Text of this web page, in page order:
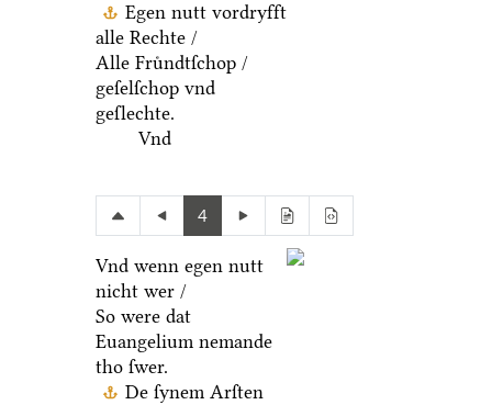
Egen nutt vordryfft
alle Rechte /
Alle Fruͤndtſchop /
geſelſchop vnd
geſlechte.
Vnd
4
Vnd wenn egen nutt
nicht wer /
So were dat
Euangelium nemande
tho ſwer.
De ſynem Arſten